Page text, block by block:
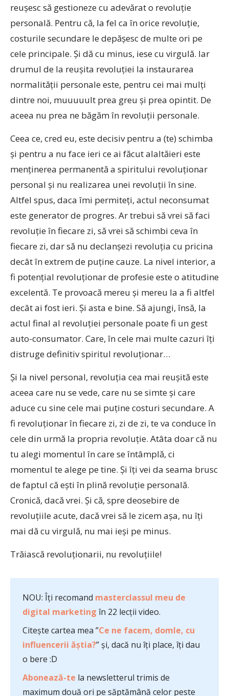
reuşesc să gestioneze cu adevărat o revoluţie
personală. Pentru că, la fel ca în orice revoluţie,
costurile secundare le depăşesc de multe ori pe
cele principale. Şi dă cu minus, iese cu virgulă. Iar
drumul de la reuşita revoluţiei la instaurarea
normalităţii personale este, pentru cei mai mulţi
dintre noi, muuuuult prea greu şi prea opintit. De
aceea nu prea ne băgăm în revoluţii personale.
Ceea ce, cred eu, este decisiv pentru a (te) schimba
şi pentru a nu face ieri ce ai făcut alaltăieri este
menţinerea permanentă a spiritului revoluţionar
personal şi nu realizarea unei revoluţii în sine.
Altfel spus, daca îmi permiteţi, actul neconsumat
este generator de progres. Ar trebui să vrei să faci
revoluţie în fiecare zi, să vrei să schimbi ceva în
fiecare zi, dar să nu declanşezi revoluţia cu pricina
decât în extrem de puţine cauze. La nivel interior, a
fi potenţial revoluţionar de profesie este o atitudine
excelentă. Te provoacă mereu şi mereu la a fi altfel
decât ai fost ieri. Şi asta e bine. Să ajungi, însă, la
actul final al revoluţiei personale poate fi un gest
auto-consumator. Care, în cele mai multe cazuri îţi
distruge definitiv spiritul revoluţionar…
Şi la nivel personal, revoluţia cea mai reuşită este
aceea care nu se vede, care nu se simte şi care
aduce cu sine cele mai puţine costuri secundare. A
fi revoluţionar în fiecare zi, zi de zi, te va conduce în
cele din urmă la propria revoluţie. Atâta doar că nu
tu alegi momentul în care se întâmplă, ci
momentul te alege pe tine. Şi îţi vei da seama brusc
de faptul că eşti în plină revoluţie personală.
Cronică, dacă vrei. Şi că, spre deosebire de
revoluţiile acute, dacă vrei să le zicem aşa, nu îţi
mai dă cu virgulă, nu mai ieşi pe minus.
Trăiască revoluţionarii, nu revoluţiile!
NOU: Îți recomand masterclassul meu de
digital marketing în 22 lecții video.
Citește cartea mea ”Ce ne facem, domle, cu
influencerii ăștia?” și, dacă nu îți place, îți dau
o bere :D
Abonează-te la newsletterul trimis de
maximum două ori pe săptămână celor peste